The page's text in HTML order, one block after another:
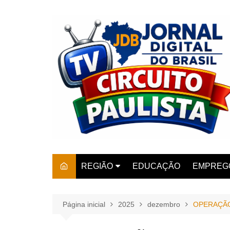
REGIÃO
AMPARO
EDUCAÇÃO
Página inicial 2025 dezembro